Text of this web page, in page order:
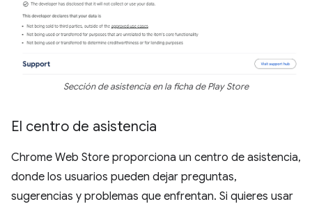
Sección de asistencia en la ficha de Play Store
El centro de asistencia
Chrome Web Store proporciona un centro de asistencia,
donde los usuarios pueden dejar preguntas,
sugerencias y problemas que enfrentan. Si quieres usar